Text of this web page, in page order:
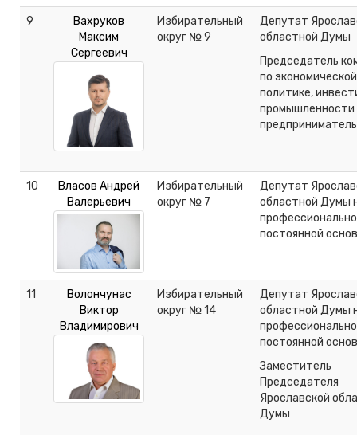
9
Вахруков
Максим
Сергеевич
Избирательный
округ № 9
Депутат
областной Думы
Председатель
по экономической
политике,
промышленности
10
Власов Андрей
Валерьевич
Избирательный
округ № 7
Депутат
областной Думы
постоянной
11
Волончунас
Виктор
Владимирович
Избирательный
округ № 14
Депутат
областной Думы
постоянной
Заместитель
Председателя
Ярославской
Думы